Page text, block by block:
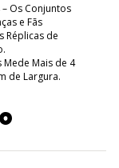
Os Conjuntos
e Fãs
Réplicas de
Mede Mais de 4
de Largura.